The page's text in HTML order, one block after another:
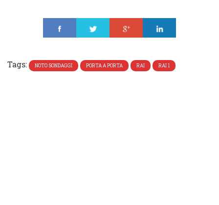
Tags: NOTO SONDAGGI PORTA A PORTA RAI RAI 1